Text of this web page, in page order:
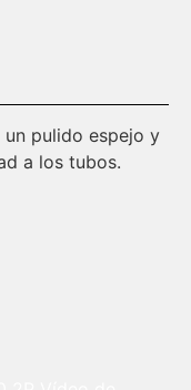
un pulido espejo y
a los tubos.